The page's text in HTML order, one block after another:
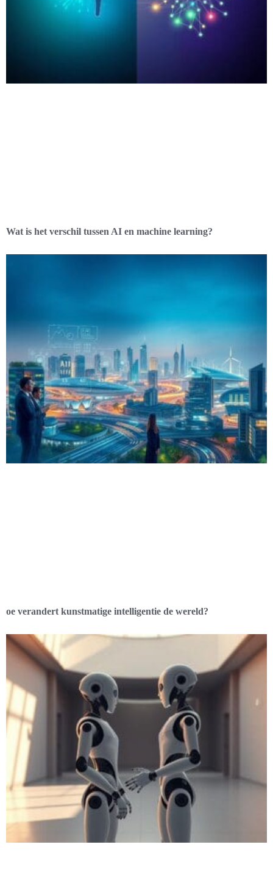
Wat is het verschil tussen AI en machine learning?
oe verandert kunstmatige intelligentie de wereld?